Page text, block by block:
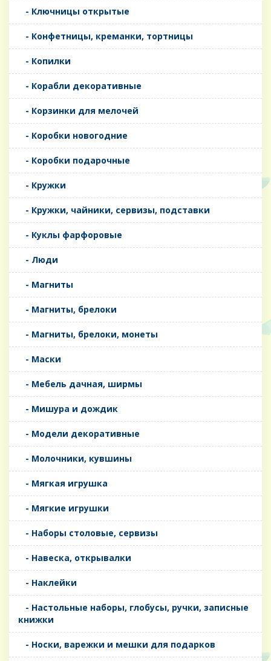
- Ключницы открытые
- Конфетницы, креманки, тортницы
- Копилки
- Корабли декоративные
- Корзинки для мелочей
- Коробки новогодние
- Коробки подарочные
- Кружки
- Кружки, чайники, сервизы, подставки
- Куклы фарфоровые
- Люди
- Магниты
- Магниты, брелоки
- Магниты, брелоки, монеты
- Маски
- Мебель дачная, ширмы
- Мишура и дождик
- Модели декоративные
- Молочники, кувшины
- Мягкая игрушка
- Мягкие игрушки
- Наборы столовые, сервизы
- Навеска, открывалки
- Наклейки
- Настольные наборы, глобусы, ручки, записные
книжки
- Носки, варежки и мешки для подарков